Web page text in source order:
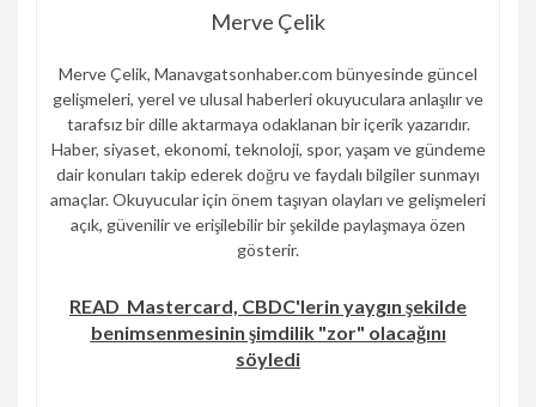
Merve Çelik
Merve Çelik, Manavgatsonhaber.com bünyesinde güncel
gelişmeleri, yerel ve ulusal haberleri okuyuculara anlaşılır ve
tarafsız bir dille aktarmaya odaklanan bir içerik yazarıdır.
Haber, siyaset, ekonomi, teknoloji, spor, yaşam ve gündeme
dair konuları takip ederek doğru ve faydalı bilgiler sunmayı
amaçlar. Okuyucular için önem taşıyan olayları ve gelişmeleri
açık, güvenilir ve erişilebilir bir şekilde paylaşmaya özen
gösterir.
READ Mastercard, CBDC'lerin yaygın şekilde
benimsenmesinin şimdilik "zor" olacağını
söyledi